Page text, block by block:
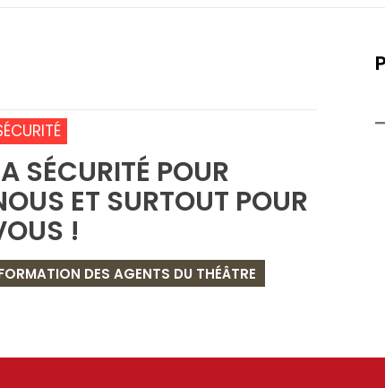
SÉCURITÉ POUR
ET SURTOUT POUR
!
DES AGENTS DU THÉÂTRE